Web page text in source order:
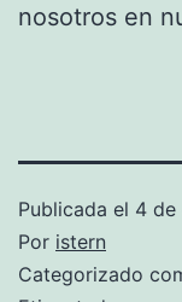
nosotros en
Publicada el 4 de
Por istern
Categorizado